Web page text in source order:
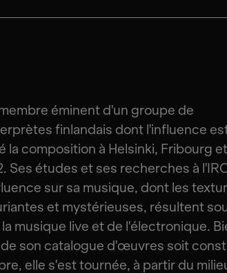
éminent d'un groupe de
finlandais dont l'influence
la composition à Helsinki, Fribourg
Ses études et ses recherches à
sur sa musique, dont les
et mystérieuses, résultent
musique live et de l'électronique.
son catalogue d'œuvres soit
elle s'est tournée, à partir du